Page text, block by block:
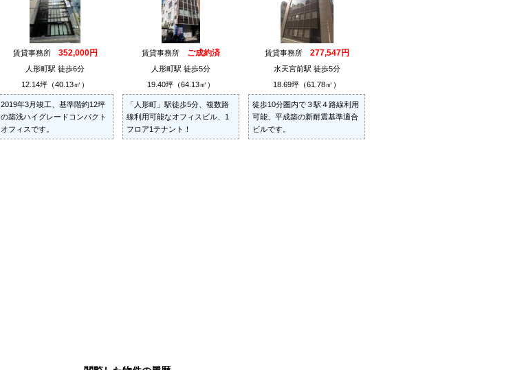
賃貸事務所 352,000円
人形町駅 徒歩6分
12.14坪（40.13㎡）
2019年3月竣工、基準階約12坪
の築浅ハイグレードコンパクト
オフィスです。
賃貸事務所 ご成約済
人形町駅 徒歩5分
19.40坪（64.13㎡）
「人形町」駅徒歩5分、複数路
線利用可能なオフィスビル、1
フロア1テナント！
賃貸事務所 277,547円
水天宮前駅 徒歩5分
18.69坪（61.78㎡）
徒歩10分圏内で３駅４路線利用
可能、平成築の新耐震基準適合
ビルです。